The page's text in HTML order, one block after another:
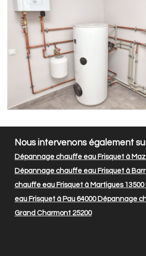
Nous intervenons également
Dépannage chauffe eau Frisquet à
Dépannage chauffe eau Frisquet à Barr
chauffe eau Frisquet à Martigues 13500
eau Frisquet à Pau 64000Dépannage
Grand Charmont 25200